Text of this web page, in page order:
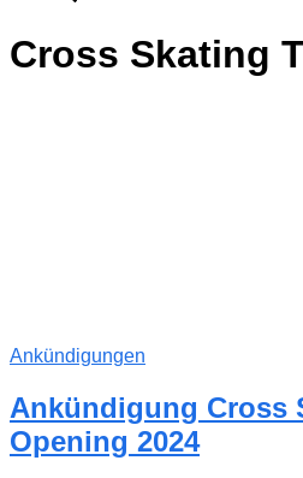
Cross Skating
Ankündigungen
Ankündigung Cross
Opening 2024